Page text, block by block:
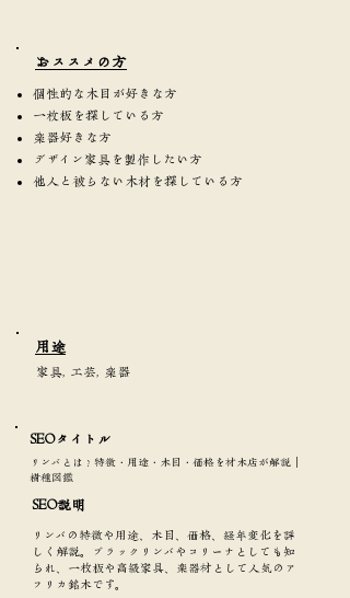
​おススメの方
個性的な木目が好きな方
一枚板を探している方
楽器好きな方
デザイン家具を製作したい方
他人と被らない木材を探している方
​用途
家具, 工芸, 楽器
SEOタイトル​
リンバとは？特徴・用途・木目・価格を材木店が解説｜
樹種図鑑
SEO説明
リンバの特徴や用途、木目、価格、経年変化を詳
しく解説。ブラックリンバやコリーナとしても知
られ、一枚板や高級家具、楽器材として人気のア
フリカ銘木です。